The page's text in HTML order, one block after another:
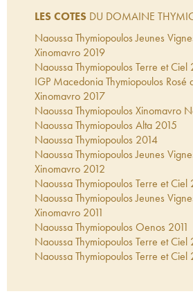
LES COTES DU DOMAINE
Naoussa Thymiopoulos Jeunes
Xinomavro 2019
Naoussa Thymiopoulos Terre et Ciel
IGP Macedonia Thymiopoulos Rosé
Xinomavro 2017
Naoussa Thymiopoulos Xinomavro
Naoussa Thymiopoulos Alta 2015
Naoussa Thymiopoulos 2014
Naoussa Thymiopoulos Jeunes
Xinomavro 2012
Naoussa Thymiopoulos Terre et Ciel
Naoussa Thymiopoulos Jeunes
Xinomavro 2011
Naoussa Thymiopoulos Oenos 2011
Naoussa Thymiopoulos Terre et Ciel
Naoussa Thymiopoulos Terre et Ciel